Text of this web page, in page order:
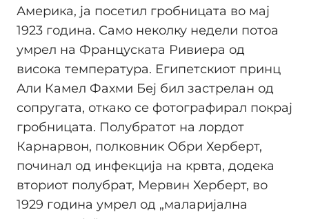
Америка, ја посетил гробницата во мај
1923 година. Само неколку недели потоа
умрел на Француската Ривиера од
висока температура. Египетскиот принц
Али Камел Фахми Беј бил застрелан од
сопругата, откако се фотографирал покрај
гробницата. Полубратот на лордот
Карнарвон, полковник Обри Херберт,
починал од инфекција на крвта, додека
вториот полубрат, Мервин Херберт, во
1929 година умрел од „маларијална